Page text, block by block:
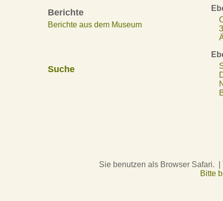
Berichte
Berichte aus dem Museum
Suche
Sie benutzen als Browser Safari. |
Bitte